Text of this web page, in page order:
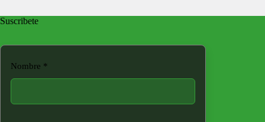
Suscribete
Nombre *